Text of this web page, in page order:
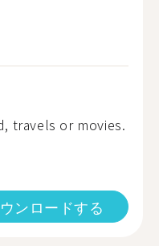
travels or movies.
ンロードする